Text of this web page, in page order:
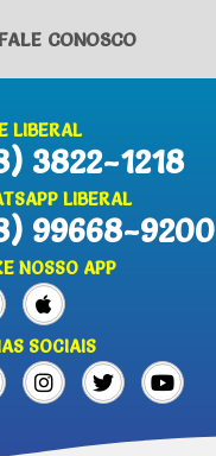
CONOSCO
LIBERAL
3822-1218
LIBERAL
99668-9200
NOSSO APP
SOCIAIS